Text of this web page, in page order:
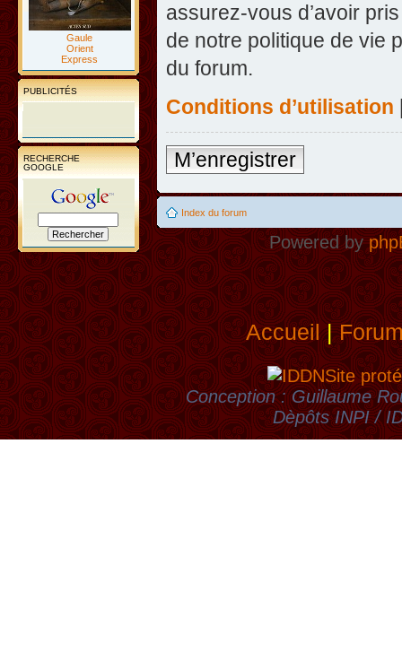
Gaule
Orient
Express
PUBLICITÉS
RECHERCHE
GOOGLE
assurez-vous d’avoir
de notre politique de vie
du forum.
Conditions d’utilisation
M’enregistrer
Index du forum
Powered by
Accueil|
Site
Conception : Guillaume
Dèpôts INPI /